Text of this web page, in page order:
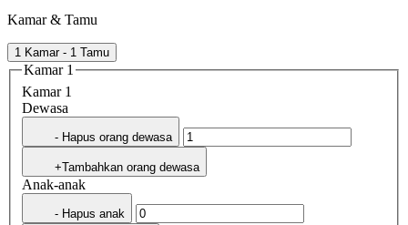
Kamar & Tamu
1 Kamar - 1 Tamu
Kamar 1
Kamar 1
Dewasa
- Hapus orang dewasa
+Tambahkan orang dewasa
Anak-anak
- Hapus anak